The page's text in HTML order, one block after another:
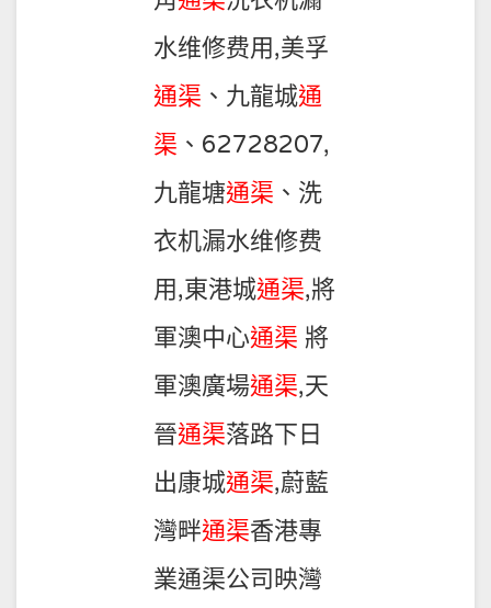
水维修费用,美孚
通渠 、九龍城通
渠 、62728207,
九龍塘通渠 、洗
衣机漏水维修费
用,東港城通渠,將
軍澳中心通渠 將
軍澳廣場通渠,天
晉通渠落路下日
出康城通渠,蔚藍
灣畔通渠香港專
業通渠公司映灣